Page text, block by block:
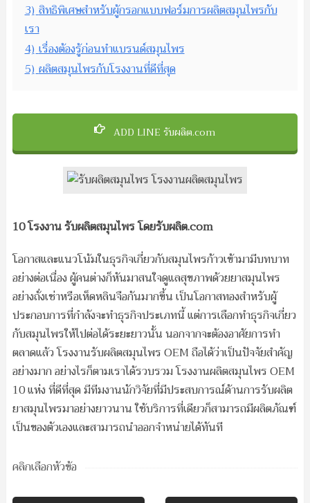
3) สิทธิพิเศษสำหรับผู้กรอกแบบฟอร์มการผลิตสมุนไพรกับ
เรา
4) เรื่องต้องรู้ก่อนทำแบรนด์สมุนไพร
5) ผลิตสมุนไพรกับโรงงานที่ดีที่สุด
ADD LINE รับผลิต.com
10 โรงงาน รับผลิตสมุนไพร โดยรับผลิต.com
โอกาสและแนวโน้มในธุรกิจเกี่ยวกับสมุนไพรก้าวเข้ามามีบทบาท
อย่างต่อเนื่อง ผู้คนต่างก็หันมาสนใจดูแลสุขภาพด้วยยาสมุนไพร
อย่างถั่งเช่าหรือเห็ดหลินจือกันมากขึ้น เป็นโอกาสทองสำหรับผู้
ประกอบการที่กำลังจะทำธุรกิจประเภทนี้ แต่การเลือกทำธุรกิจเกี่ยว
กับสมุนไพรให้ไปต่อได้ระยะยาวนั้น นอกจากจะต้องอาศัยการทำ
ตลาดแล้ว โรงงานรับผลิตสมุนไพร OEM ถือได้ว่าเป็นปัจจัยสำคัญ
อย่างมาก อย่างไรก็ตามเราได้รวบรวม โรงงานผลิตสมุนไพร OEM
10 แห่ง ที่ดีที่สุด มีทีมงานนักวิจัยที่มีประสบการณ์ด้านการรับผลิต
ยาสมุนไพรมาอย่างยาวนาน ใช้บริการที่เดียวก็สามารถมีผลิตภัณฑ์
เป็นของตัวเองและสามารถนำออกจำหน่ายได้ทันที
คลิกเลือกหัวข้อ